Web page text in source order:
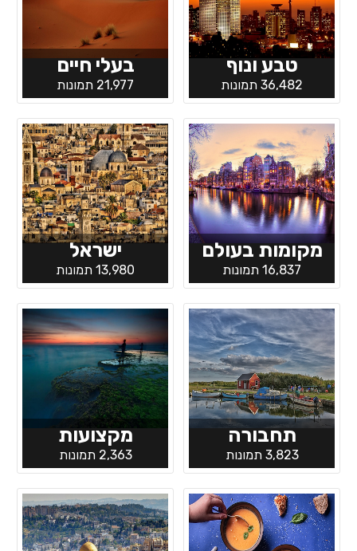
טבע ונוף
36,482 תמונות
בעלי חיים
21,977 תמונות
מקומות בעולם
16,837 תמונות
ישראל
13,980 תמונות
תחבורה
3,823 תמונות
מקצועות
2,363 תמונות